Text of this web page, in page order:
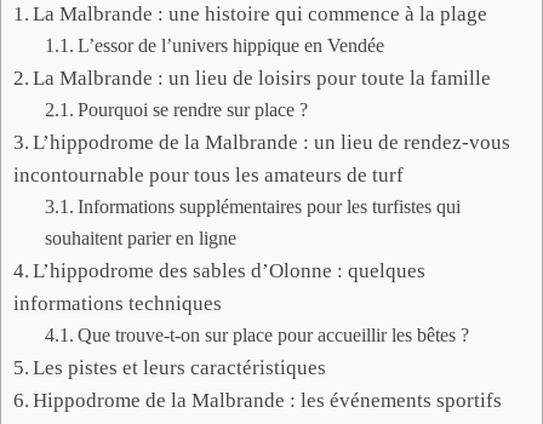
La Malbrande : une histoire qui commence à la plage
L’essor de l’univers hippique en Vendée
La Malbrande : un lieu de loisirs pour toute la famille
Pourquoi se rendre sur place ?
L’hippodrome de la Malbrande : un lieu de rendez-vous
incontournable pour tous les amateurs de turf
Informations supplémentaires pour les turfistes qui
souhaitent parier en ligne
L’hippodrome des sables d’Olonne : quelques
informations techniques
Que trouve-t-on sur place pour accueillir les bêtes ?
Les pistes et leurs caractéristiques
Hippodrome de la Malbrande : les événements sportifs